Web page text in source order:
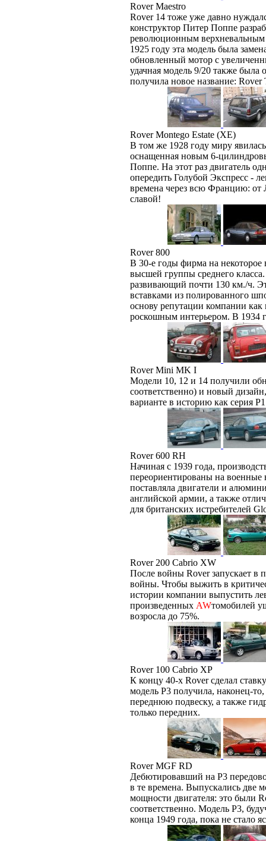
Rover Maestro
Rover 14 тоже уже давно
конструктор Питер Поппе
революционным верхневальным
1925 году эта модель была
обновленный мотор с
удачная модель 9/20 также
получила новое название: Rover
Rover Montego Estate (XE)
В том же 1928 году миру
оснащенная новым 6-
Поппе. На этот раз двигатель
опередить Голубой Экспресс -
времена через всю Францию: от
славой!
Rover 800
В 30-е годы фирма на
высшей группы среднего
развивающий почти 130 км./ч.
вставками из полированного
основу репутации компании
роскошным интерьером. В 1934
Rover Mini MK I
Модели 10, 12 и 14 получили
соответственно) и новый
варианте в историю как серия
Rover 600 RH
Начиная с 1939 года,
переориентированы на
поставляла двигатели и
английской армии, а также
для британских истребителей
Rover 200 Cabrio XW
После войны Rover запускает в
войны. Чтобы выжить в
истории компании выпустить
произведенных AWтомобилей
возросла до 75%.
Rover 100 Cabrio XP
К концу 40-х Rover сделал
модель P3 получила, наконец-
переднюю подвеску, а также
только передних.
Rover MGF RD
Дебютировавший на P3
в те времена. Выпускались две
мощности двигателя: это были
соответственно. Модель P3,
конца 1949 года, пока не стало